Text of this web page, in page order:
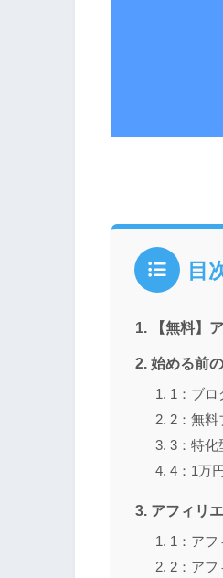
目
【無料】
始める前
1：ブロ
2：無料
3：特化
4：1万
アフィリ
1：アフ
2：アフ